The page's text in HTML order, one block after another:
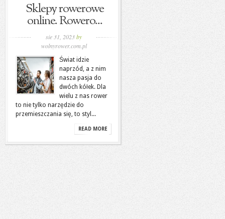
Sklepy rowerowe
online. Rowero...
sie 31, 2023by
wolnyrower.com.pl
Świat idzie
naprzód, a z nim
nasza pasja do
dwóch kółek. Dla
wielu z nas rower
to nie tylko narzędzie do
przemieszczania się, to styl...
READ MORE